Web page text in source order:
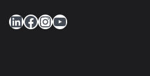
LinkedIn Facebook InstagramYouTube